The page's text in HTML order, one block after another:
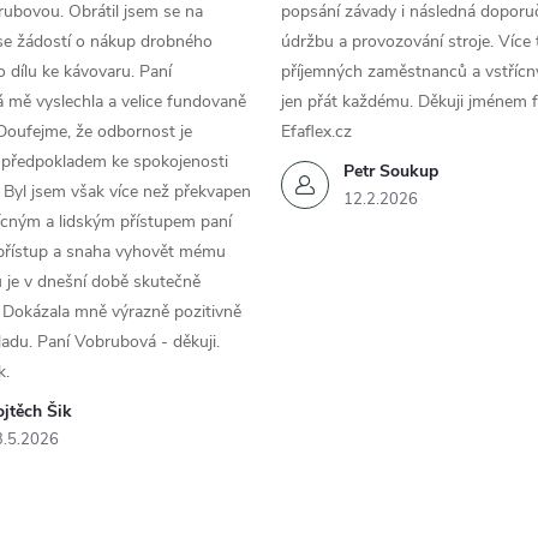
Šik
Obrátil jsem se na
žádostí o nákup drobného
dílu ke kávovaru. Paní
mě vyslechla a velice fundovaně
že odbornost je
ke spokojenosti
jsem však více než překvapen
a lidským přístupem paní
a snaha vyhovět mému
je v dnešní době skutečně
mně výrazně pozitivně
Paní Vobrubová - děkuji.
Petr Soukup
12.2.2026
popsání závady i následná
údržbu a provozování stroje. Více
příjemných zaměstnanců a
jen přát každému. Děkuji jménem
Efaflex.cz